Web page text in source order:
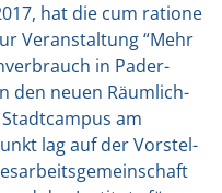
hat die cum ratio­ne
Ver­an­stal­tung “Mehr
in Pader­
den neu­en Räum­lich­
am
lag auf der Vor­stel­